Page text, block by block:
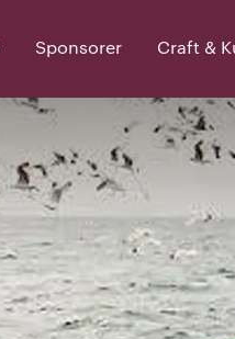
Sponsorer Craft &